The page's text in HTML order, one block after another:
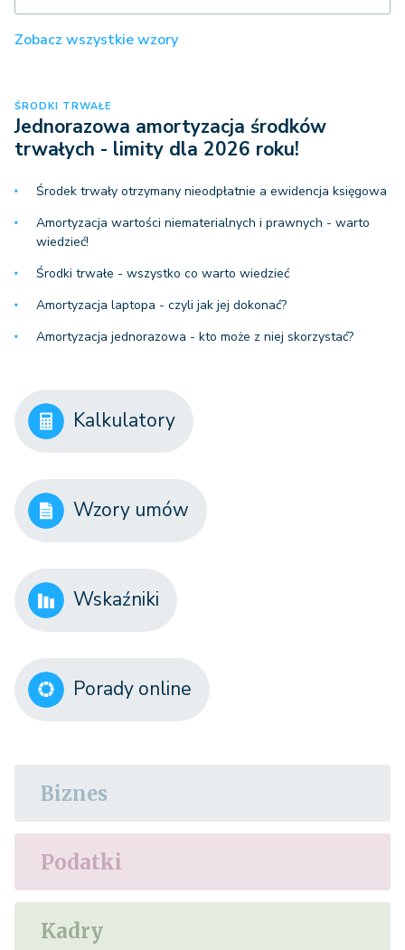
Zobacz wszystkie wzory
ŚRODKI TRWAŁE
Jednorazowa amortyzacja środków
trwałych - limity dla 2026 roku!
Środek trwały otrzymany nieodpłatnie a ewidencja księgowa
Amortyzacja wartości niematerialnych i prawnych - warto
wiedzieć!
Środki trwałe - wszystko co warto wiedzieć
Amortyzacja laptopa - czyli jak jej dokonać?
Amortyzacja jednorazowa - kto może z niej skorzystać?
Kalkulatory
Wzory umów
Wskaźniki
Porady online
Biznes
Podatki
Kadry